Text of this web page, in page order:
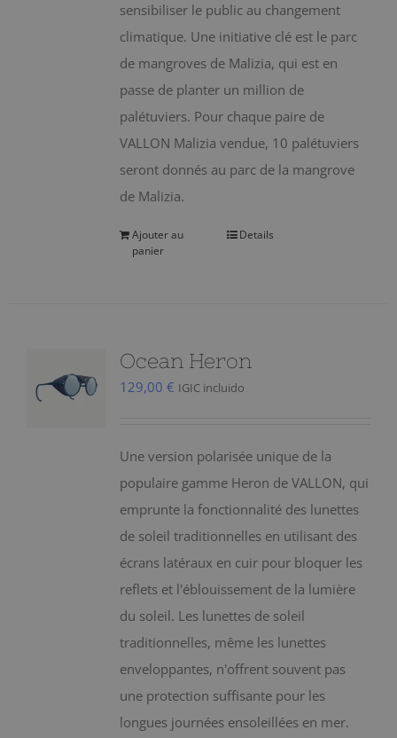
sensibiliser le public au changement
climatique. Une initiative clé est le parc
de mangroves de Malizia, qui est en
passe de planter un million de
palétuviers. Pour chaque paire de
VALLON Malizia vendue, 10 palétuviers
seront donnés au parc de la mangrove
de Malizia.
Ajouter au
panier
Details
Ocean Heron
129,00 € IGIC incluido
Une version polarisée unique de la
populaire gamme Heron de VALLON, qui
emprunte la fonctionnalité des lunettes
de soleil traditionnelles en utilisant des
écrans latéraux en cuir pour bloquer les
reflets et l'éblouissement de la lumière
du soleil. Les lunettes de soleil
traditionnelles, même les lunettes
enveloppantes, n'offrent souvent pas
une protection suffisante pour les
longues journées ensoleillées en mer.